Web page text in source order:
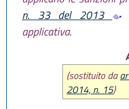
n. 33 del 2013
applicativa.
(sostituito da
2014, n. 15)